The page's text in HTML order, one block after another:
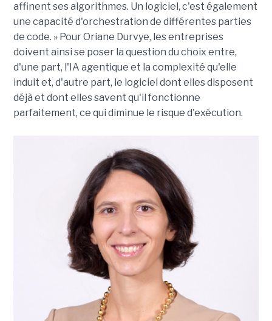
affinent ses algorithmes. Un logiciel, c'est également
une capacité d'orchestration de différentes parties
de code. » Pour Oriane Durvye, les entreprises
doivent ainsi se poser la question du choix entre,
d'une part, l'IA agentique et la complexité qu'elle
induit et, d'autre part, le logiciel dont elles disposent
déjà et dont elles savent qu'il fonctionne
parfaitement, ce qui diminue le risque d'exécution.